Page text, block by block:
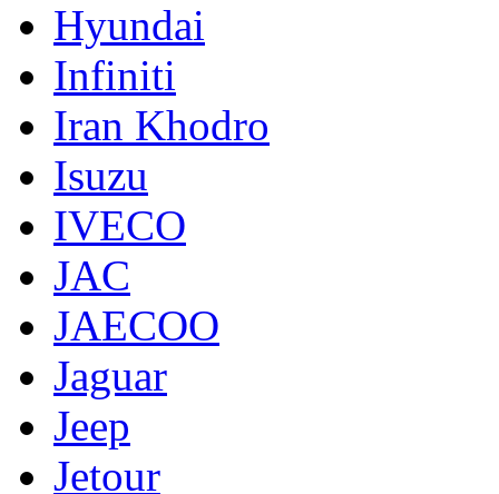
Hyundai
Infiniti
Iran Khodro
Isuzu
IVECO
JAC
JAECOO
Jaguar
Jeep
Jetour